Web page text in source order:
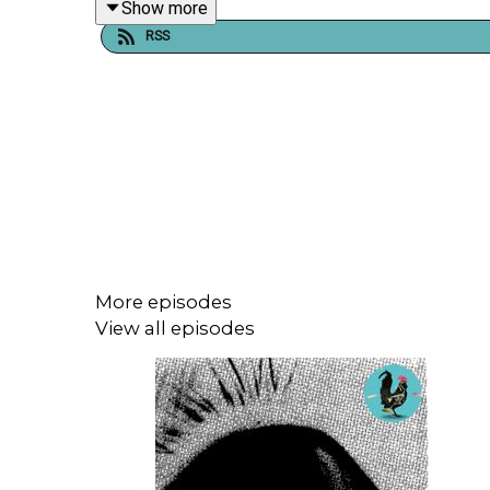
Tak til Christian Eiming for disclaimer.
Tak til Barometer-Bjarke for Gak-O-meteret.
Husk at være dumme 🧠
Show more
RSS
More episodes
View all episodes